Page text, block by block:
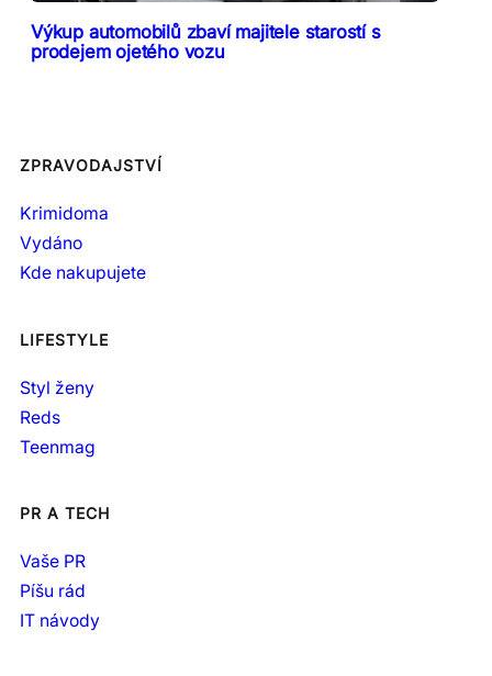
Výkup automobilů zbaví majitele starostí s
prodejem ojetého vozu
ZPRAVODAJSTVÍ
Krimidoma
Vydáno
Kde nakupujete
LIFESTYLE
Styl ženy
Reds
Teenmag
PR A TECH
Vaše PR
Píšu rád
IT návody